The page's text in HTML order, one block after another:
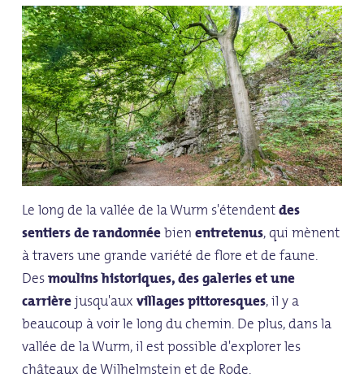
Le long de la vallée de la Wurm s'étendentdes
sentiers de randonnéebienentretenus, qui mènent
à travers une grande variété de flore et de faune.
Desmoulins historiques, des galeries et une
carrièrejusqu'auxvillages pittoresques, il y a
beaucoup à voir le long du chemin. De plus, dans la
vallée de la Wurm, il est possible d'explorer les
châteaux de Wilhelmstein et de Rode.